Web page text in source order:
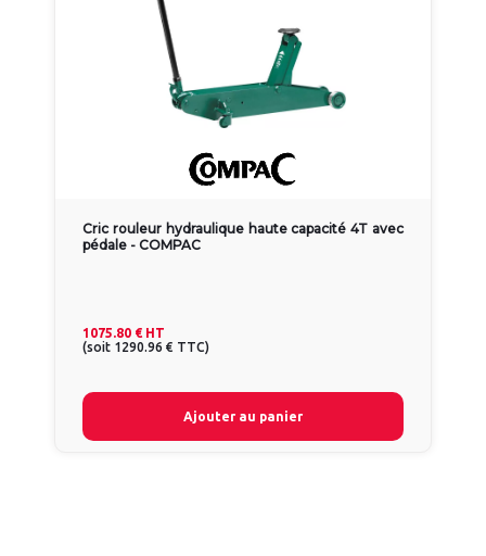
Cric rouleur hydraulique haute capacité 4T avec
pédale - COMPAC
1075.80 € HT
(soit 1290.96 € TTC)
Ajouter au panier